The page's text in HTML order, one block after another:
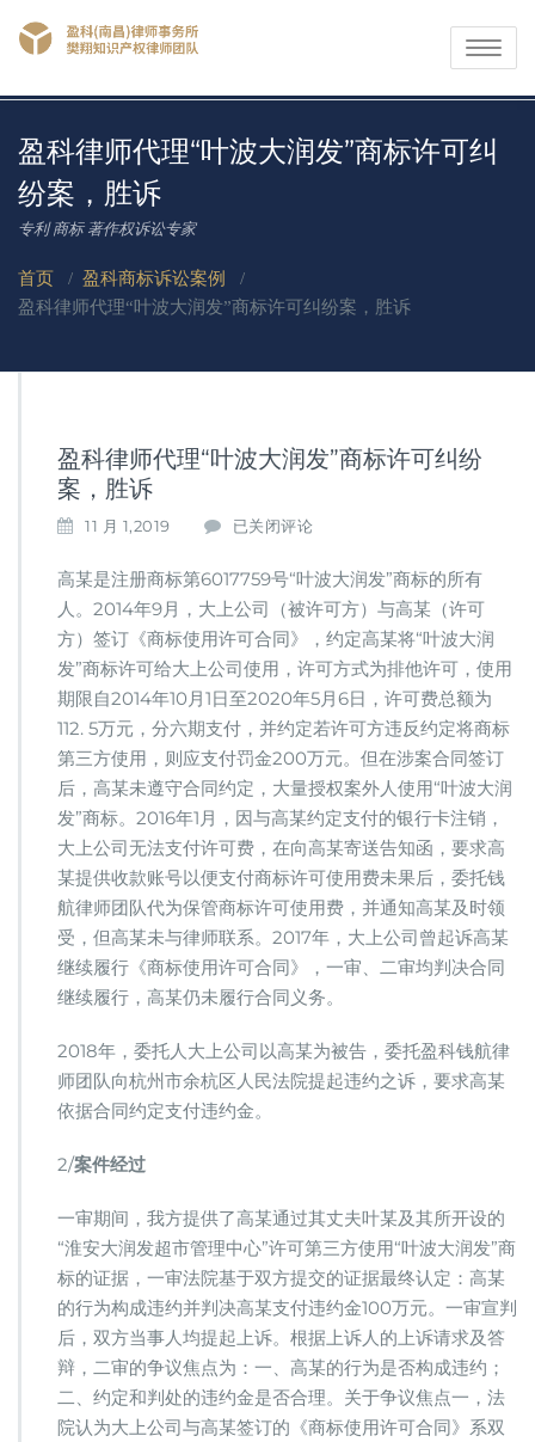
Toggle
盈科律师代理“叶波大润发”商标许可纠
纷案，胜诉
专利 商标 著作权诉讼专家
首页 / 盈科商标诉讼案例
/
盈科律师代理“叶波大润发”商标许可纠纷案，胜诉
盈科律师代理“叶波大润发”商标许可纠纷
案，胜诉
11 月 1,2019
盈
律
师
代
理
“叶
波
大
润
发”
商
标
许
可
纠
纷
案，
胜
诉
已关闭评论
高某是注册商标第6017759号“叶波大润发”商标的所有
人。2014年9月，大上公司（被许可方）与高某（许可
方）签订《商标使用许可合同》，约定高某将“叶波大润
发”商标许可给大上公司使用，许可方式为排他许可，使用
期限自2014年10月1日至2020年5月6日，许可费总额为
112. 5万元，分六期支付，并约定若许可方违反约定将商标
第三方使用，则应支付罚金200万元。但在涉案合同签订
后，高某未遵守合同约定，大量授权案外人使用“叶波大润
发”商标。2016年1月，因与高某约定支付的银行卡注销，
大上公司无法支付许可费，在向高某寄送告知函，要求高
某提供收款账号以便支付商标许可使用费未果后，委托钱
航律师团队代为保管商标许可使用费，并通知高某及时领
受，但高某未与律师联系。2017年，大上公司曾起诉高某
继续履行《商标使用许可合同》，一审、二审均判决合同
继续履行，高某仍未履行合同义务。
2018年，委托人大上公司以高某为被告，委托盈科钱航律
师团队向杭州市余杭区人民法院提起违约之诉，要求高某
依据合同约定支付违约金。
2/案件经过
一审期间，我方提供了高某通过其丈夫叶某及其所开设的
“淮安大润发超市管理中心”许可第三方使用“叶波大润发”商
标的证据，一审法院基于双方提交的证据最终认定：高某
的行为构成违约并判决高某支付违约金100万元。一审宣判
后，双方当事人均提起上诉。根据上诉人的上诉请求及答
辩，二审的争议焦点为：一、高某的行为是否构成违约；
二、约定和判处的违约金是否合理。关于争议焦点一，法
院认为大上公司与高某签订的《商标使用许可合同》系双